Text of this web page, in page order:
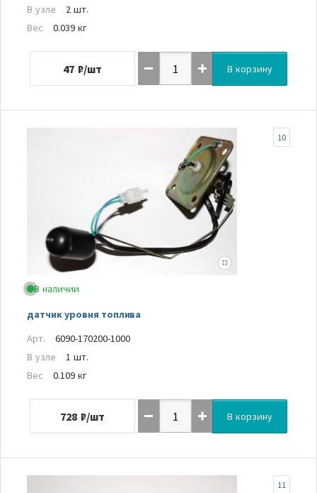
В узле
2 шт.
Вес
0.039 кг
47 ₽/шт В корзину
В наличии
датчик уровня топлива
10
Арт.
6090-170200-1000
В узле
1 шт.
Вес
0.109 кг
728 ₽/шт В корзину
11